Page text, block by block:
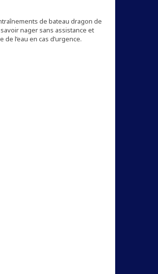
de bateau dragon de
nager sans assistance et
l’eau en cas d’urgence.